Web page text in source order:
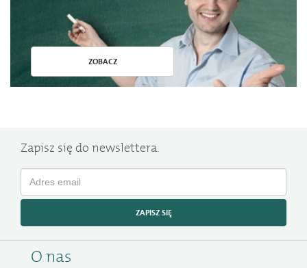
ZOBACZ
Zapisz się do newslettera.
ZAPISZ SIĘ
O nas